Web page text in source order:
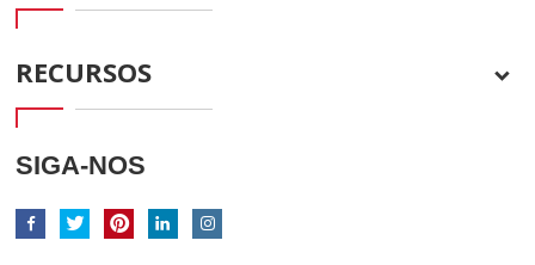
RECURSOS
SIGA-NOS